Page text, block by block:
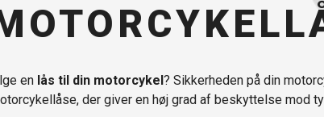
en lås til din motorcykel? Sikkerheden på din
der giver en høj grad af beskyttelse mod